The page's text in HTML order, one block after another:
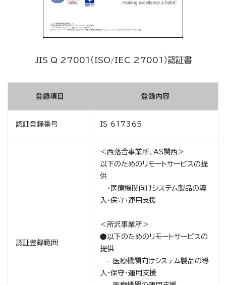
JIS Q 27001（ISO/IEC 27001）認証書
登録項目 登録内容
認証登録番号 IS 617365
認証登録範囲
＜西落合事業所、AS関西＞
以下のためのリモートサービスの提
供
・医療機関向けシステム製品の導
入・保守・運用支援
＜所沢事業所＞
●以下のためのリモートサービスの
提供
- 医療機関向けシステム製品の導
入・保守・運用支援